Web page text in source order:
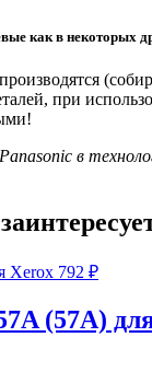
как в некоторых
при
в
792 ₽
(57A)